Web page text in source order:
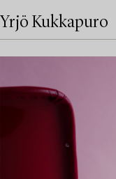
Yrjö Kukkapuro